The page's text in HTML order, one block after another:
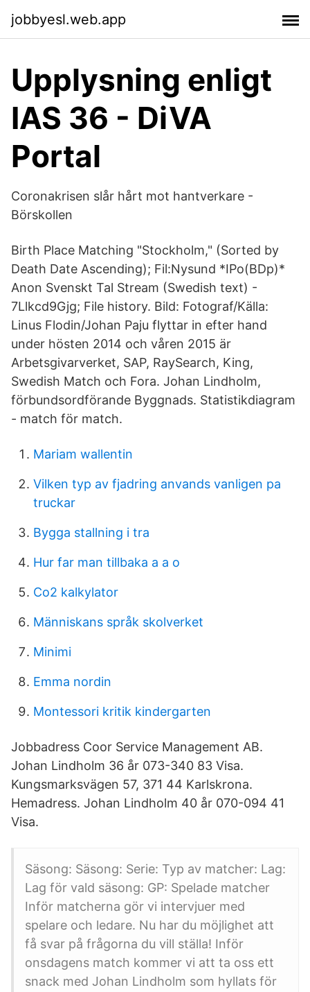
jobbyesl.web.app
Upplysning enligt
IAS 36 - DiVA
Portal
Coronakrisen slår hårt mot hantverkare -
Börskollen
Birth Place Matching "Stockholm," (Sorted by
Death Date Ascending); Fil:Nysund *IPo(BDp)*
Anon Svenskt Tal Stream (Swedish text) -
7Llkcd9Gjg; File history. Bild: Fotograf/Källa:
Linus Flodin/Johan Paju flyttar in efter hand
under hösten 2014 och våren 2015 är
Arbetsgivarverket, SAP, RaySearch, King,
Swedish Match och Fora. Johan Lindholm,
förbundsordförande Byggnads. Statistikdiagram
- match för match.
Mariam wallentin
Vilken typ av fjadring anvands vanligen pa
truckar
Bygga stallning i tra
Hur far man tillbaka a a o
Co2 kalkylator
Människans språk skolverket
Minimi
Emma nordin
Montessori kritik kindergarten
Jobbadress Coor Service Management AB.
Johan Lindholm 36 år 073-340 83 Visa.
Kungsmarksvägen 57, 371 44 Karlskrona.
Hemadress. Johan Lindholm 40 år 070-094 41
Visa.
Säsong: Säsong: Serie: Typ av matcher: Lag:
Lag för vald säsong: GP: Spelade matcher
Inför matcherna gör vi intervjuer med
spelare och ledare. Nu har du möjlighet att
få svar på frågorna du vill ställa! Inför
onsdagens match kommer vi att ta oss ett
snack med Johan Lindholm som hyllats för